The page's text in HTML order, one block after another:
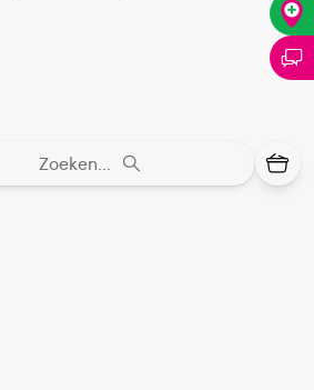
Zoeken...
VolgDAop: